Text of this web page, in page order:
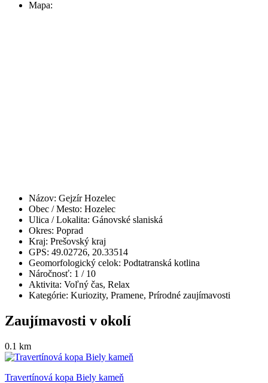
Mapa:
Názov: Gejzír Hozelec
Obec / Mesto: Hozelec
Ulica / Lokalita: Gánovské slaniská
Okres: Poprad
Kraj: Prešovský kraj
GPS: 49.02726, 20.33514
Geomorfologický celok: Podtatranská kotlina
Náročnosť: 1 / 10
Aktivita: Voľný čas, Relax
Kategórie: Kuriozity, Pramene, Prírodné zaujímavosti
Zaujímavosti v okolí
0.1 km
Travertínová kopa Biely kameň